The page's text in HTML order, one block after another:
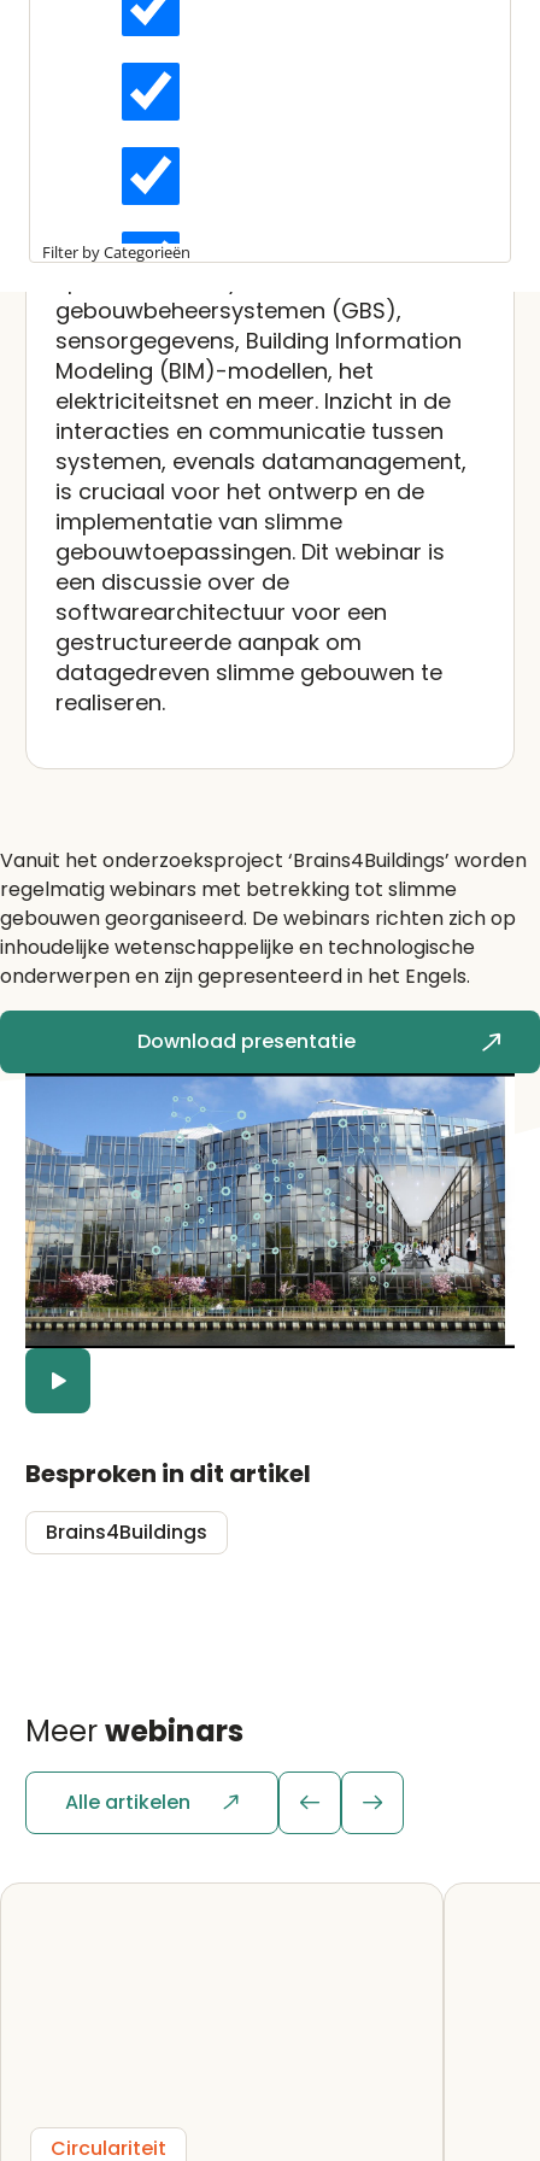
Longreads
Partnernieuws
Filter by Categorieën
Gepubliceerd:
Referentiesysteemarchitect
uur voor data-integratie
Van nieuwe datagestuurde slimme
dat ze communiceren met een breed
gebouwbeheersystemen (GBS),
sensorgegevens, Building Information
Modeling (BIM)-modellen, het
elektriciteitsnet en meer. Inzicht in de
interacties en communicatie tussen
systemen, evenals datamanagement,
is cruciaal voor het ontwerp en de
implementatie van slimme
gebouwtoepassingen. Dit webinar is
een discussie over de
softwarearchitectuur voor een
gestructureerde aanpak om
datagedreven slimme gebouwen te
realiseren.
Vanuit het onderzoeksproject ‘Brains4Buildings’ worden
regelmatig webinars met betrekking tot slimme
gebouwen georganiseerd. De webinars richten zich op
inhoudelijke wetenschappelijke en technologische
onderwerpen en zijn gepresenteerd in het Engels.
Download presentatie
Besproken in dit artikel
Brains4Buildings
Meerwebinars
Alle artikelen
Circulariteit